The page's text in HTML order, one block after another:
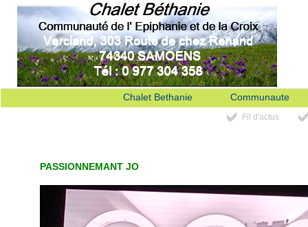
Chalet Bethanie Communaute
Fil d'actus
PASSIONNEMANT JO